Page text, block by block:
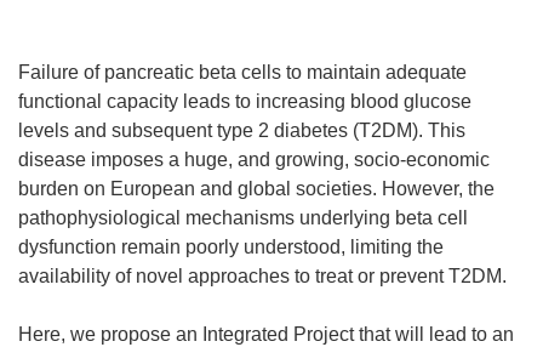
Failure of pancreatic beta cells to maintain adequate
functional capacity leads to increasing blood glucose
levels and subsequent type 2 diabetes (T2DM). This
disease imposes a huge, and growing, socio-economic
burden on European and global societies. However, the
pathophysiological mechanisms underlying beta cell
dysfunction remain poorly understood, limiting the
availability of novel approaches to treat or prevent T2DM.
Here, we propose an Integrated Project that will lead to an